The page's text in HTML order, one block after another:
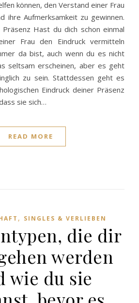
können, den Verstand einer Frau
ihre Aufmerksamkeit zu gewinnen.
Präsenz Hast du dich schon einmal
Frau den Eindruck vermitteln
da bist, auch wenn du es nicht
seltsam erscheinen, aber es geht
zu sein. Stattdessen geht es
Eindruck deiner Präsenz
sie sich…
READ MORE
, SINGLES & VERLIEBEN
die dir
werden
wie du sie